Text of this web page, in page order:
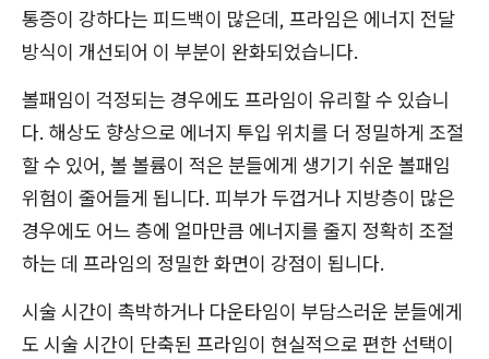
통증이 강하다는 피드백이 많은데, 프라임은 에너지 전달
방식이 개선되어 이 부분이 완화되었습니다.
볼패임이 걱정되는 경우에도 프라임이 유리할 수 있습니
다. 해상도 향상으로 에너지 투입 위치를 더 정밀하게 조절
할 수 있어, 볼 볼륨이 적은 분들에게 생기기 쉬운 볼패임
위험이 줄어들게 됩니다. 피부가 두껍거나 지방층이 많은
경우에도 어느 층에 얼마만큼 에너지를 줄지 정확히 조절
하는 데 프라임의 정밀한 화면이 강점이 됩니다.
시술 시간이 촉박하거나 다운타임이 부담스러운 분들에게
도 시술 시간이 단축된 프라임이 현실적으로 편한 선택이